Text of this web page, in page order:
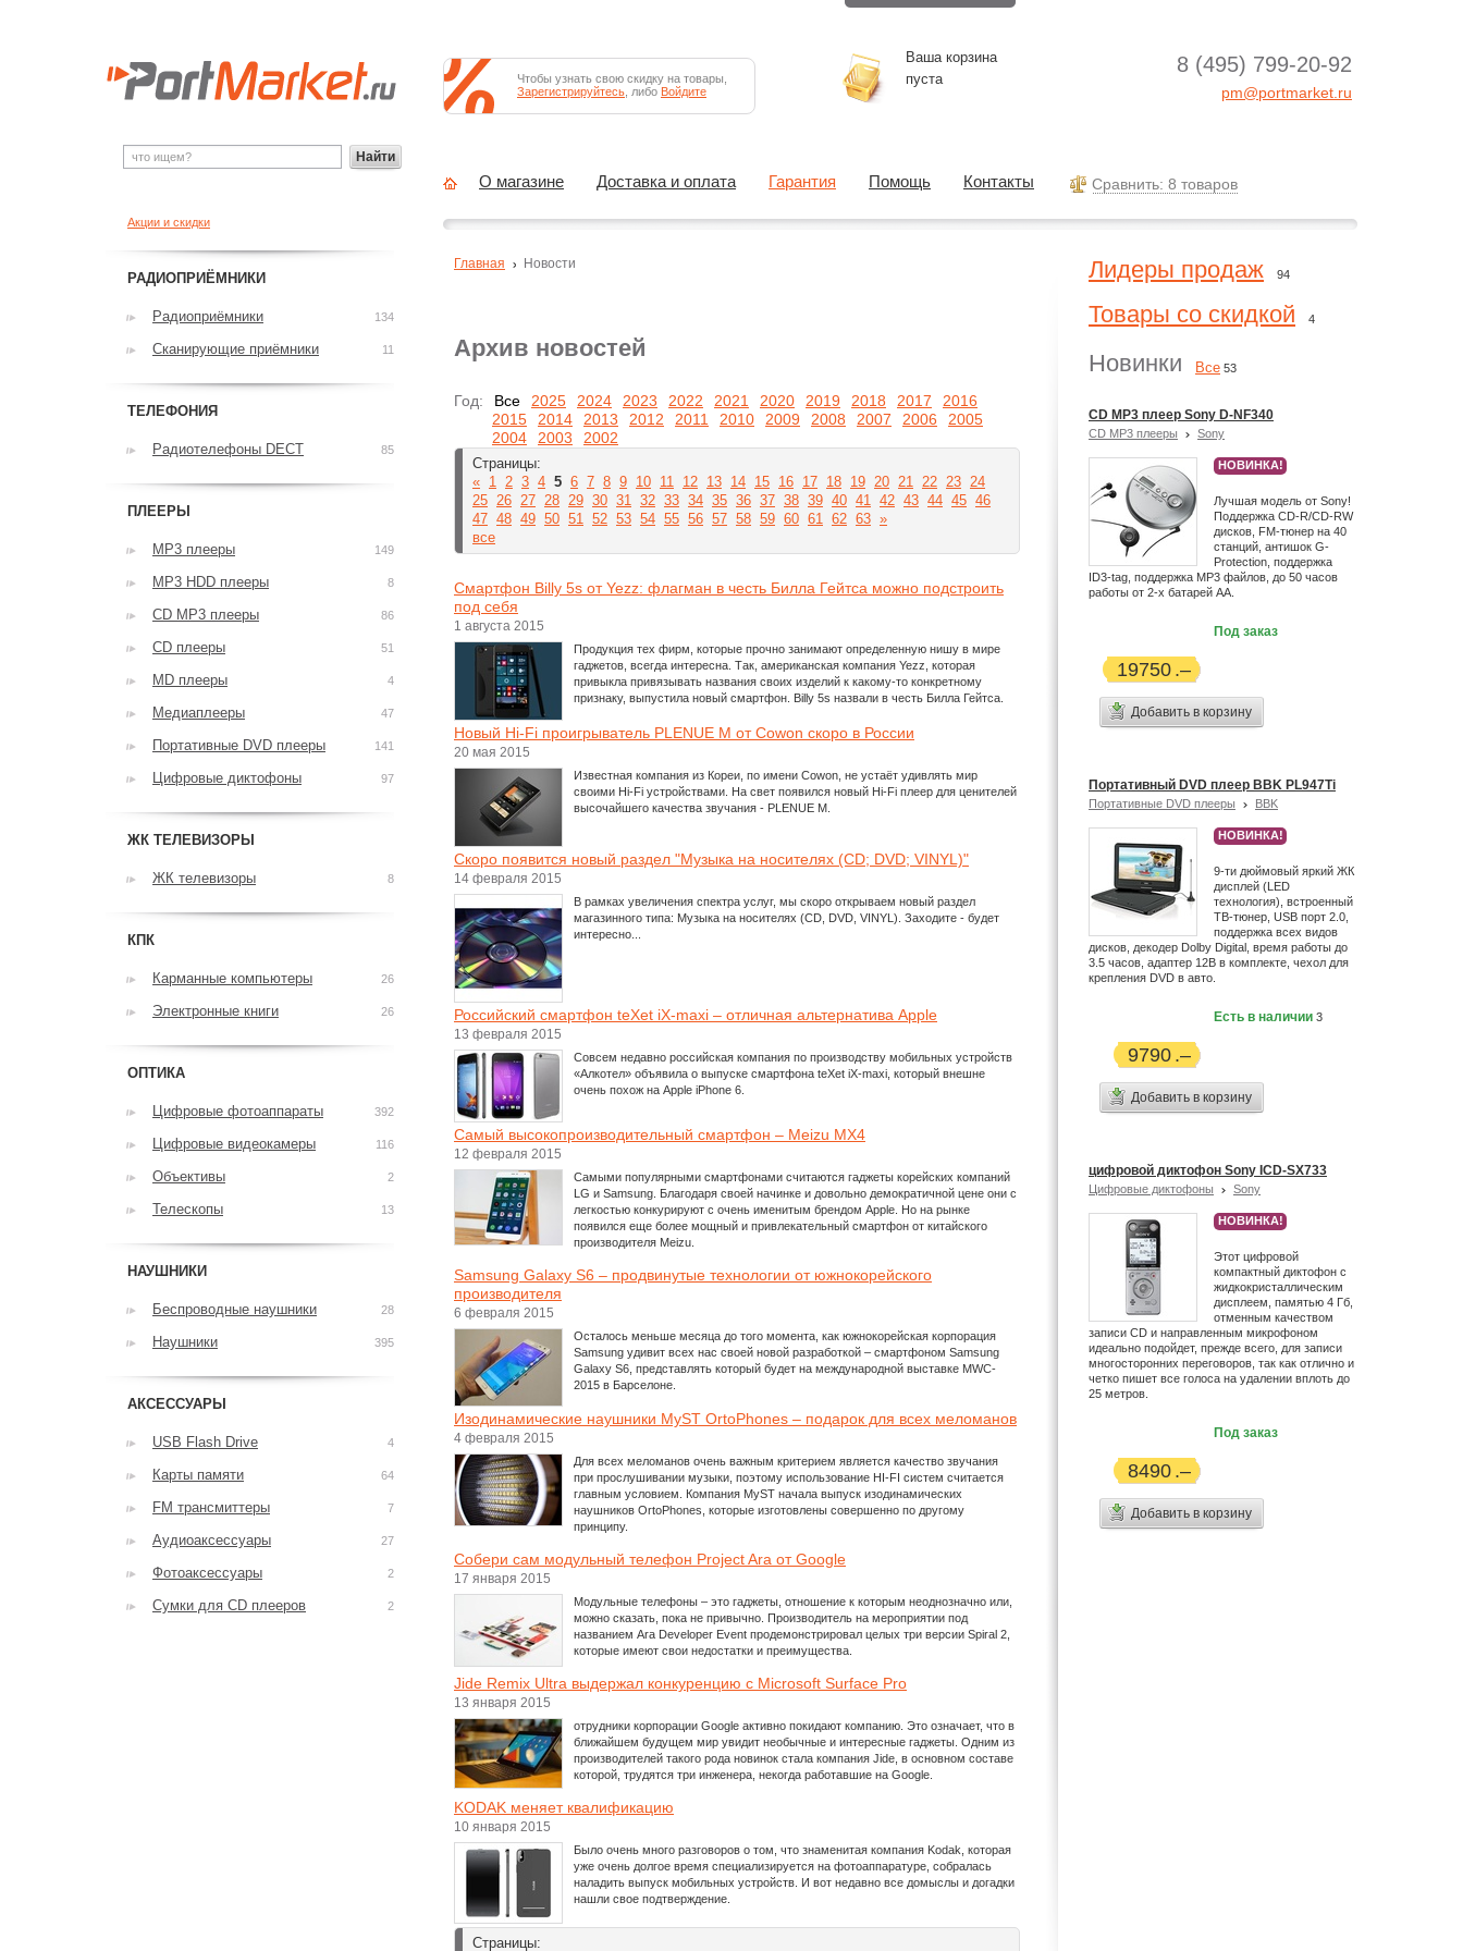
Архив новостей
Год: Все 2025 2024 2023 2022 2021 2020 2019 2018 2017
2016
2015
2014 2013 2012 2011 2010 2009 2008 2007 2006
2005
2004
2003 2002
Страницы:
« 1 2 3 4 5 6 7 8 9 10 11 12 13 14 15 16 17 18 19 20 21 22 23 24
25 26 27 28 29 30 31 32 33 34 35 36 37 38 39 40 41 42 43 44 45 46
47 48 49 50 51 52 53 54 55 56 57 58 59 60 61 62 63 »
все
Смартфон Billy 5s от Yezz: флагман в честь Билла Гейтса можно подстроить
под себя
1 августа 2015
Продукция тех фирм, которые прочно занимают определенную нишу в мире
гаджетов, всегда интересна. Так, американская компания Yezz, которая
привыкла привязывать названия своих изделий к какому-то конкретному
признаку, выпустила новый смартфон. Billy 5s назвали в честь Билла Гейтса.
Новый Hi-Fi проигрыватель PLENUE M от Cowon скоро в России
20 мая 2015
Известная компания из Кореи, по имени Cowon, не устаёт удивлять мир
своими Hi-Fi устройствами. На свет появился новый Hi-Fi плеер для ценителей
высочайшего качества звучания - PLENUE M.
Скоро появится новый раздел "Музыка на носителях (CD; DVD; VINYL)"
14 февраля 2015
В рамках увеличения спектра услуг, мы скоро открываем новый раздел
магазинного типа: Музыка на носителях (CD, DVD, VINYL). Заходите - будет
интересно...
Российский смартфон teXet iX-maxi – отличная альтернатива Apple
13 февраля 2015
Совсем недавно российская компания по производству мобильных устройств
«Алкотел» объявила о выпуске смартфона teXet iX-maxi, который внешне
очень похож на Apple iPhone 6.
Самый высокопроизводительный смартфон – Meizu MX4
12 февраля 2015
Самыми популярными смартфонами считаются гаджеты корейских компаний
LG и Samsung. Благодаря своей начинке и довольно демократичной цене они с
легкостью конкурируют с очень именитым брендом Apple. Но на рынке
появился еще более мощный и привлекательный смартфон от китайского
производителя Meizu.
Samsung Galaxy S6 – продвинутые технологии от южнокорейского
производителя
6 февраля 2015
Осталось меньше месяца до того момента, как южнокорейская корпорация
Samsung удивит всех нас своей новой разработкой – смартфоном Samsung
Galaxy S6, представлять который будет на международной выставке MWC-
2015 в Барселоне.
Изодинамические наушники MyST OrtoPhones – подарок для всех меломанов
4 февраля 2015
Для всех меломанов очень важным критерием является качество звучания
при прослушивании музыки, поэтому использование HI-FI систем считается
главным условием. Компания MyST начала выпуск изодинамических
наушников OrtoPhones, которые изготовлены совершенно по другому
принципу.
Собери сам модульный телефон Project Ara от Google
17 января 2015
Модульные телефоны – это гаджеты, отношение к которым неоднозначно или,
можно сказать, пока не привычно. Производитель на мероприятии под
названием Ara Developer Event продемонстрировал целых три версии Spiral 2,
которые имеют свои недостатки и преимущества.
Jide Remix Ultra выдержал конкуренцию с Microsoft Surface Pro
13 января 2015
отрудники корпорации Google активно покидают компанию. Это означает, что в
ближайшем будущем мир увидит необычные и интересные гаджеты. Одним из
производителей такого рода новинок стала компания Jide, в основном составе
которой, трудятся три инженера, некогда работавшие на Google.
KODAK меняет квалификацию
10 января 2015
Было очень много разговоров о том, что знаменитая компания Kodak, которая
уже очень долгое время специализируется на фотоаппаратуре, собралась
наладить выпуск мобильных устройств. И вот недавно все домыслы и догадки
нашли свое подтверждение.
Страницы:
Главная Новости Лидеры продаж 94
Товары со скидкой 4
Новинки Все 53
CD MP3 плеер Sony D-NF340
CD MP3 плееры Sony
НОВИНКА!
Лучшая модель от Sony!
Поддержка CD-R/CD-RW
дисков, FM-тюнер на 40
станций, антишок G-
Protection, поддержка
ID3-tag, поддержка MP3 файлов, до 50 часов
работы от 2-х батарей АА.
Под заказ
19750
Добавить в корзину
Портативный DVD плеер BBK PL947Ti
Портативные DVD плееры BBK
НОВИНКА!
9-ти дюймовый яркий ЖК
дисплей (LED
технология), встроенный
ТВ-тюнер, USB порт 2.0,
поддержка всех видов
дисков, декодер Dolby Digital, время работы до
3.5 часов, адаптер 12В в комплекте, чехол для
крепления DVD в авто.
Есть в наличии 3
9790
Добавить в корзину
цифровой диктофон Sony ICD-SX733
Цифровые диктофоны Sony
НОВИНКА!
Этот цифровой
компактный диктофон с
жидкокристаллическим
дисплеем, памятью 4 Гб,
отменным качеством
записи CD и направленным микрофоном
идеально подойдет, прежде всего, для записи
многосторонних переговоров, так как отлично и
четко пишет все голоса на удалении вплоть до
25 метров.
Под заказ
8490
Добавить в корзину
Акции и скидки
РАДИОПРИЁМНИКИ
Радиоприёмники 134
Сканирующие приёмники 11
ТЕЛЕФОНИЯ
Радиотелефоны DECT 85
ПЛЕЕРЫ
MP3 плееры 149
MP3 HDD плееры 8
CD MP3 плееры 86
CD плееры 51
MD плееры 4
Медиаплееры 47
Портативные DVD плееры 141
Цифровые диктофоны 97
ЖК ТЕЛЕВИЗОРЫ
ЖК телевизоры 8
КПК
Карманные компьютеры 26
Электронные книги 26
ОПТИКА
Цифровые фотоаппараты 392
Цифровые видеокамеры 116
Объективы 2
Телескопы 13
НАУШНИКИ
Беспроводные наушники 28
Наушники 395
АКСЕССУАРЫ
USB Flash Drive 4
Карты памяти 64
FM трансмиттеры 7
Аудиоаксессуары 27
Фотоаксессуары 2
Сумки для CD плееров 2
Найти
Чтобы узнать свою скидку на товары,
Зарегистрируйтесь , либо Войдите
Ваша корзина
пуста
8 (495) 799-20-92
pm@portmarket.ru
О магазине Доставка и оплата Гарантия Помощь Контакты Cравнить: 8 товаров